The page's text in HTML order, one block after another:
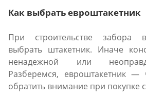
Как выбрать евроштакетник
При строительстве забора
выбрать штакетник. Иначе
ненадежной или
Разберемся, евроштакетник
обратить внимание при покупке